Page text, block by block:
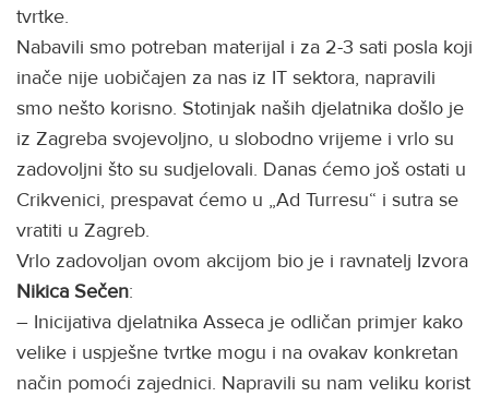
tvrtke.
Nabavili smo potreban materijal i za 2-3 sati posla koji
inače nije uobičajen za nas iz IT sektora, napravili
smo nešto korisno. Stotinjak naših djelatnika došlo je
iz Zagreba svojevoljno, u slobodno vrijeme i vrlo su
zadovoljni što su sudjelovali. Danas ćemo još ostati u
Crikvenici, prespavat ćemo u „Ad Turresu“ i sutra se
vratiti u Zagreb.
Vrlo zadovoljan ovom akcijom bio je i ravnatelj Izvora
Nikica Sečen:
– Inicijativa djelatnika Asseca je odličan primjer kako
velike i uspješne tvrtke mogu i na ovakav konkretan
način pomoći zajednici. Napravili su nam veliku korist